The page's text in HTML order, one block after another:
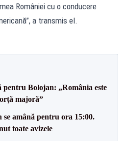
României cu o conducere
a transmis el.
pentru Bolojan: „România este
majoră”
se amână pentru ora 15:00.
toate avizele